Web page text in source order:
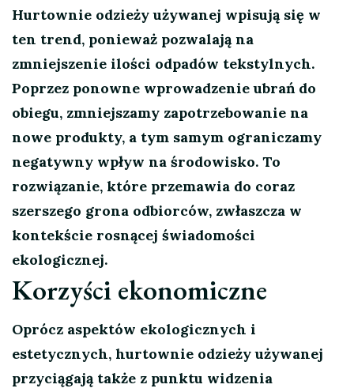
Hurtownie odzieży używanej wpisują się w
ten trend, ponieważ pozwalają na
zmniejszenie ilości odpadów tekstylnych.
Poprzez ponowne wprowadzenie ubrań do
obiegu, zmniejszamy zapotrzebowanie na
nowe produkty, a tym samym ograniczamy
negatywny wpływ na środowisko. To
rozwiązanie, które przemawia do coraz
szerszego grona odbiorców, zwłaszcza w
kontekście rosnącej świadomości
ekologicznej.
Korzyści ekonomiczne
Oprócz aspektów ekologicznych i
estetycznych, hurtownie odzieży używanej
przyciągają także z punktu widzenia